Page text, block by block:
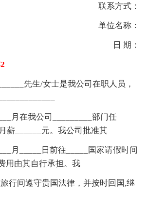
联系方式：
单位名称：
日 期：
先生/女士是我公司在职人员，
月在我公司_________部门任
薪______元。我公司批准其
月_____日前往_____国家请假时间
用由其自行承担。我
行间遵守贵国法律，并按时回国,继